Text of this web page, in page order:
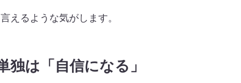
るような気がします。
は「自信になる」